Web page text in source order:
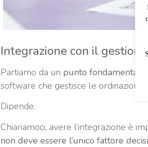
Integrazione con il
Partiamo da un punto fondamentale
software che gestisce le ordinazioni
Dipende.
Chiariamoci, avere l’integrazione è
non deve essere l’unico fattore